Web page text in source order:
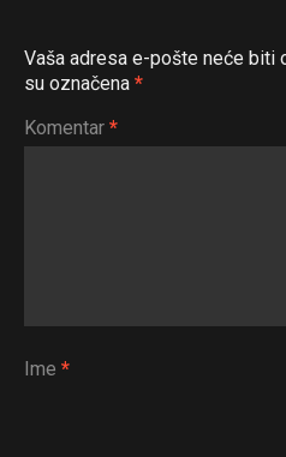
Vaša adresa e-pošte neće biti
su označena *
Komentar *
Ime *